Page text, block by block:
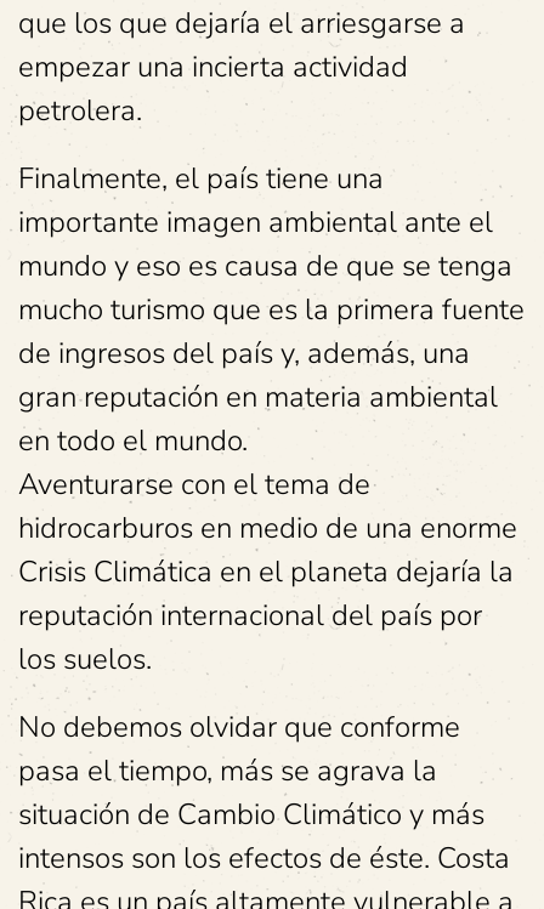
que los que dejaría el arriesgarse a
empezar una incierta actividad
petrolera.
Finalmente, el país tiene una
importante imagen ambiental ante el
mundo y eso es causa de que se tenga
mucho turismo que es la primera fuente
de ingresos del país y, además, una
gran reputación en materia ambiental
en todo el mundo.
Aventurarse con el tema de
hidrocarburos en medio de una enorme
Crisis Climática en el planeta dejaría la
reputación internacional del país por
los suelos.
No debemos olvidar que conforme
pasa el tiempo, más se agrava la
situación de Cambio Climático y más
intensos son los efectos de éste. Costa